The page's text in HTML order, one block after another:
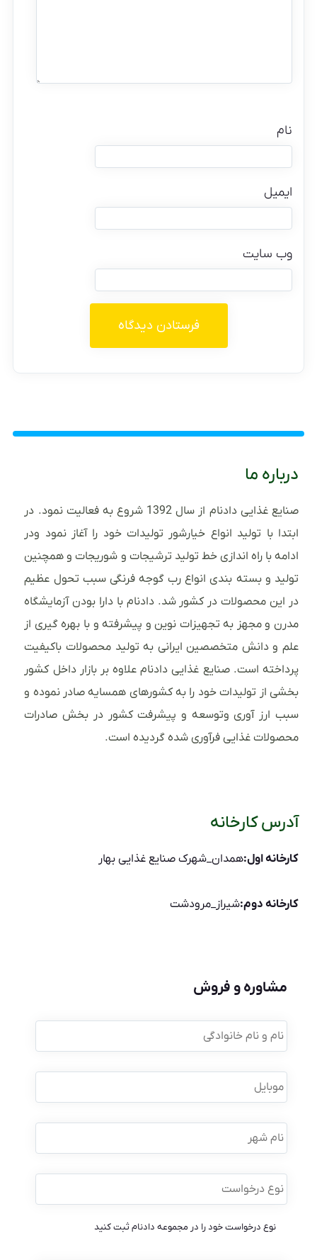
نام
ایمیل
وب‌ سایت
درباره ما
صنایع غذایی دادنام از سال 1392 شروع به فعالیت نمود. در
ابتدا با تولید انواع خیارشور تولیدات خود را آغاز نمود ودر
ادامه با راه اندازی خط تولید ترشیجات و شوریجات و همچنین
تولید و بسته بندی انواع رب گوجه فرنگی سبب تحول عظیم
در این محصولات در کشور شد. دادنام با دارا بودن آزمایشگاه
مدرن و مجهز به تجهیزات نوین و پیشرفته و با بهره گیری از
علم و دانش متخصصین ایرانی به تولید محصولات باکیفیت
پرداخته است. صنایع غذایی دادنام علاوه بر بازار داخل کشور
بخشی از تولیدات خود را به کشورهای همسایه صادر نموده و
سبب ارز آوری وتوسعه و پیشرفت کشور در بخش صادرات
محصولات غذایی فرآوری شده گردیده است.
آدرس کارخانه
کارخانه اول:همدان_شهرک صنایع غذایی بهار
کارخانه دوم:شیراز_مرودشت
مشاوره و فروش
نام
و
نام
موبایل *
نام
شهر
نوع
درخواست *
نوع درخواست خود را در مجموعه دادنام ثبت کنید